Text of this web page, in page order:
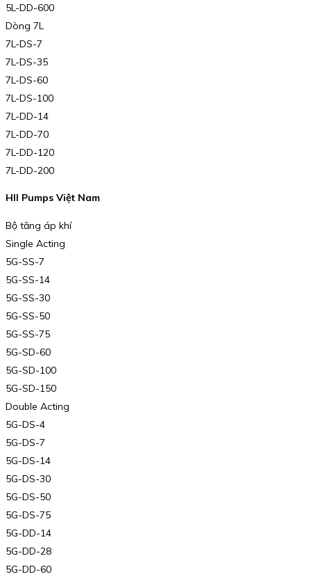
5L-DD-600
Dòng 7L
7L-DS-7
7L-DS-35
7L-DS-60
7L-DS-100
7L-DD-14
7L-DD-70
7L-DD-120
7L-DD-200
HII Pumps Việt Nam
Bộ tăng áp khí
Single Acting
5G-SS-7
5G-SS-14
5G-SS-30
5G-SS-50
5G-SS-75
5G-SD-60
5G-SD-100
5G-SD-150
Double Acting
5G-DS-4
5G-DS-7
5G-DS-14
5G-DS-30
5G-DS-50
5G-DS-75
5G-DD-14
5G-DD-28
5G-DD-60